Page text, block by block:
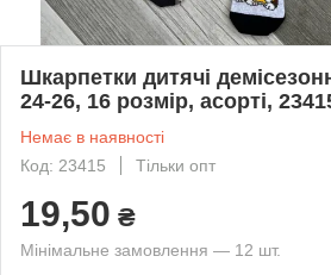
Шкарпетки дитячі
24-26, 16 розмір, асорті,
Немає в наявності
Код: 23415
Тільки опт
19,50 ₴
Мінімальне замовлення — 12 шт.